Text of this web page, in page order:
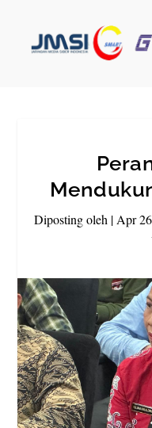
Diposting oleh | Apr